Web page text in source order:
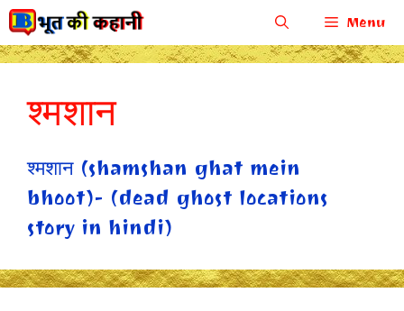
Skip
to
Menu
श्मशान
श्मशान (shamshan ghat mein
bhoot)- (dead ghost locations
story in hindi)